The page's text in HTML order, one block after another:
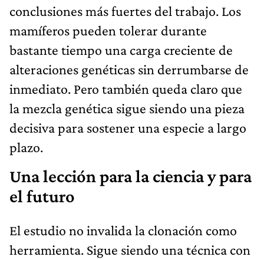
conclusiones más fuertes del trabajo. Los
mamíferos pueden tolerar durante
bastante tiempo una carga creciente de
alteraciones genéticas sin derrumbarse de
inmediato. Pero también queda claro que
la mezcla genética sigue siendo una pieza
decisiva para sostener una especie a largo
plazo.
Una lección para la ciencia y para
el futuro
El estudio no invalida la clonación como
herramienta. Sigue siendo una técnica con